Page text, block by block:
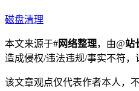
磁盘清理
本文来源于#网络整理，由@站
造成侵权/违法违规/事实不符
该文章观点仅代表作者本人，